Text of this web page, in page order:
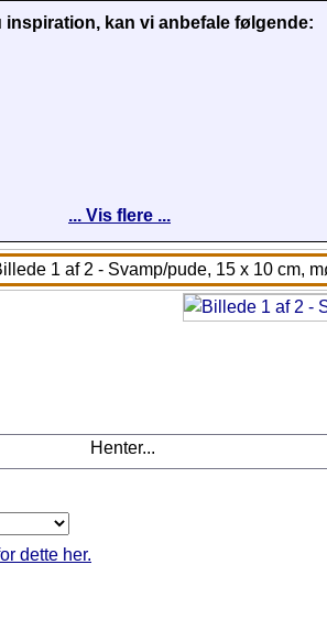
inspiration, kan vi anbefale følgende:
... Vis flere ...
Henter...
dette her.